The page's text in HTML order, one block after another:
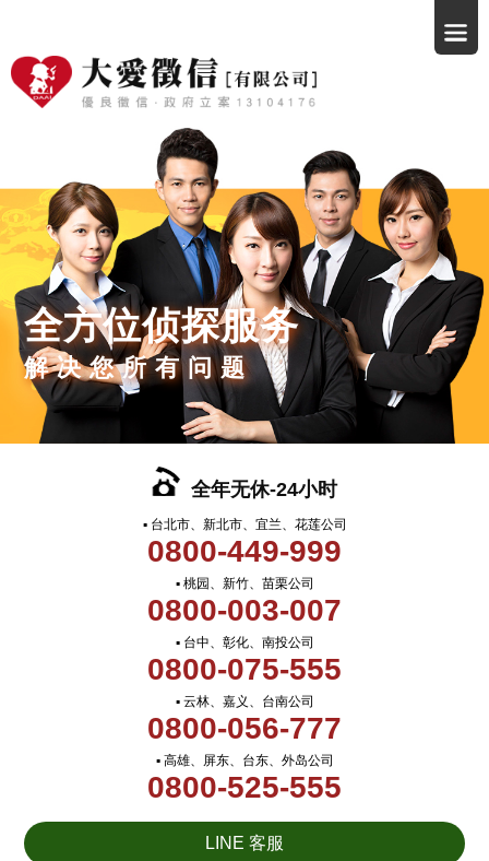
全方位侦探服务
解决您所有问题
全年无休-24小时
▪ 台北市、新北市、宜兰、花莲公司
0800-449-999
▪ 桃园、新竹、苗栗公司
0800-003-007
▪ 台中、彰化、南投公司
0800-075-555
▪ 云林、嘉义、台南公司
0800-056-777
▪ 高雄、屏东、台东、外岛公司
0800-525-555
LINE 客服